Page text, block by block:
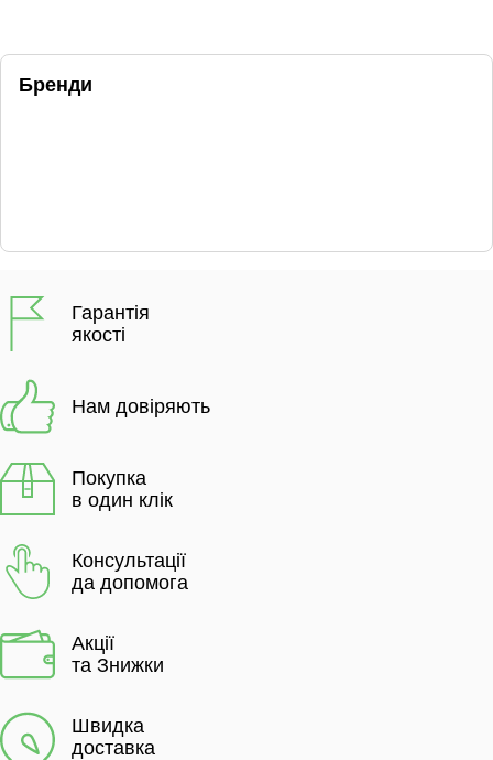
Бренди
Гарантія
якості
Нам довіряють
Покупка
в один клік
Консультації
да допомога
Акції
та Знижки
Швидка
доставка